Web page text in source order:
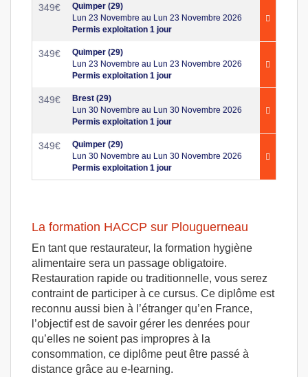
349€
Quimper (29)
Lun 23 Novembre au Lun 23 Novembre 2026
Permis exploitation 1 jour
349€
Quimper (29)
Lun 23 Novembre au Lun 23 Novembre 2026
Permis exploitation 1 jour
349€
Brest (29)
Lun 30 Novembre au Lun 30 Novembre 2026
Permis exploitation 1 jour
349€
Quimper (29)
Lun 30 Novembre au Lun 30 Novembre 2026
Permis exploitation 1 jour
La formation HACCP sur Plouguerneau
En tant que restaurateur, la formation hygiène
alimentaire sera un passage obligatoire.
Restauration rapide ou traditionnelle, vous serez
contraint de participer à ce cursus. Ce diplôme est
reconnu aussi bien à l’étranger qu’en France,
l’objectif est de savoir gérer les denrées pour
qu’elles ne soient pas impropres à la
consommation, ce diplôme peut être passé à
distance grâce au e-learning.